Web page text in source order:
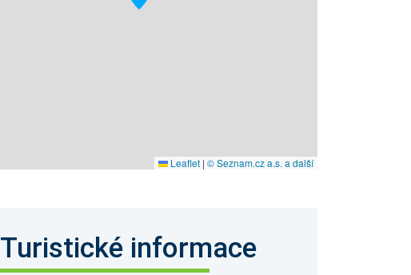
Leaflet | © Seznam.cz a.s. a další
Turistické informace